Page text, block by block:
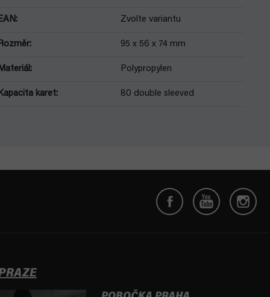
: Zvolte variantu
: 95 x 56 x 74 mm
: Polypropylen
karet: 80 double sleeved